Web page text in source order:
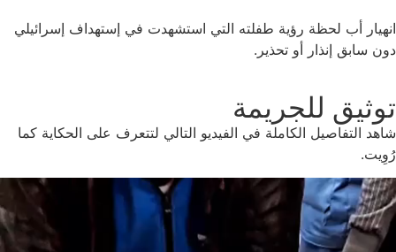
انهيار أب لحظة رؤية طفلته التي استشهدت في إستهداف إسرائيلي
دون سابق إنذار أو تحذير.
توثيق للجريمة
شاهد التفاصيل الكاملة في الفيديو التالي لتتعرف على الحكاية كما
رُوِيت.